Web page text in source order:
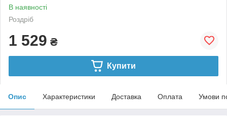
В наявності
Роздріб
1 529 ₴
Купити
Опис Характеристики Доставка Оплата Умови